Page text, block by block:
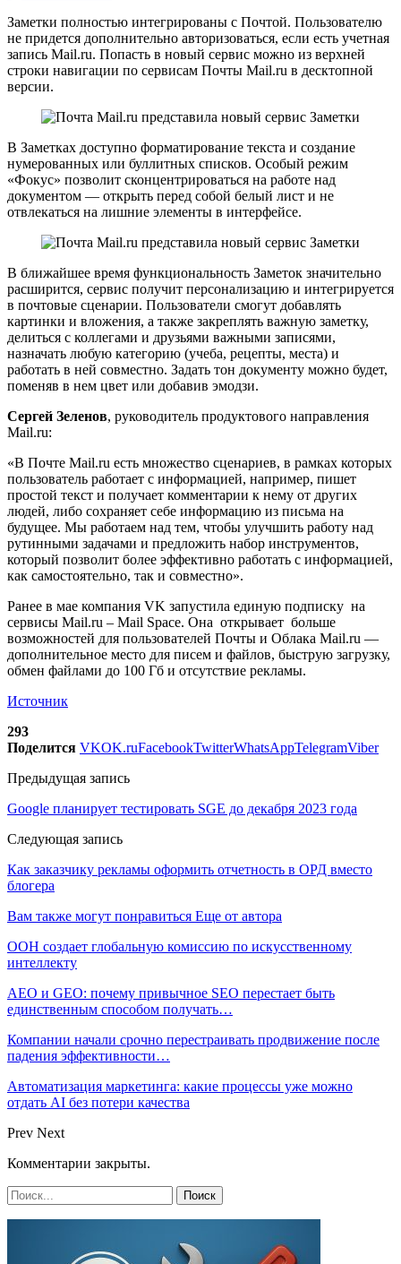
Заметки полностью интегрированы с Почтой. Пользователю
не придется дополнительно авторизоваться, если есть учетная
запись Mail.ru. Попасть в новый сервис можно из верхней
строки навигации по сервисам Почты Mail.ru в десктопной
версии.
В Заметках доступно форматирование текста и создание
нумерованных или буллитных списков. Особый режим
«Фокус» позволит сконцентрироваться на работе над
документом — открыть перед собой белый лист и не
отвлекаться на лишние элементы в интерфейсе.
В ближайшее время функциональность Заметок значительно
расширится, сервис получит персонализацию и интегрируется
в почтовые сценарии. Пользователи смогут добавлять
картинки и вложения, а также закреплять важную заметку,
делиться с коллегами и друзьями важными записями,
назначать любую категорию (учеба, рецепты, места) и
работать в ней совместно. Задать тон документу можно будет,
поменяв в нем цвет или добавив эмодзи.
Сергей Зеленов, руководитель продуктового направления
Mail.ru:
«В Почте Mail.ru есть множество сценариев, в рамках которых
пользователь работает с информацией, например, пишет
простой текст и получает комментарии к нему от других
людей, либо сохраняет себе информацию из письма на
будущее. Мы работаем над тем, чтобы улучшить работу над
рутинными задачами и предложить набор инструментов,
который позволит более эффективно работать с информацией,
как самостоятельно, так и совместно».
Ранее в мае компания VK запустила единую подписку на
сервисы Mail.ru – Mail Space. Она открывает больше
возможностей для пользователей Почты и Облака Mail.ru —
дополнительное место для писем и файлов, быструю загрузку,
обмен файлами до 100 Гб и отсутствие рекламы.
Источник
293
Поделится VKOK.ruFacebookTwitterWhatsAppTelegramViber
Предыдущая запись
Google планирует тестировать SGE до декабря 2023 года
Следующая запись
Как заказчику рекламы оформить отчетность в ОРД вместо
блогера
Вам также могут понравиться Еще от автора
ООН создает глобальную комиссию по искусственному
интеллекту
AEO и GEO: почему привычное SEO перестает быть
единственным способом получать…
Компании начали срочно перестраивать продвижение после
падения эффективности…
Автоматизация маркетинга: какие процессы уже можно
отдать AI без потери качества
Prev Next
Комментарии закрыты.